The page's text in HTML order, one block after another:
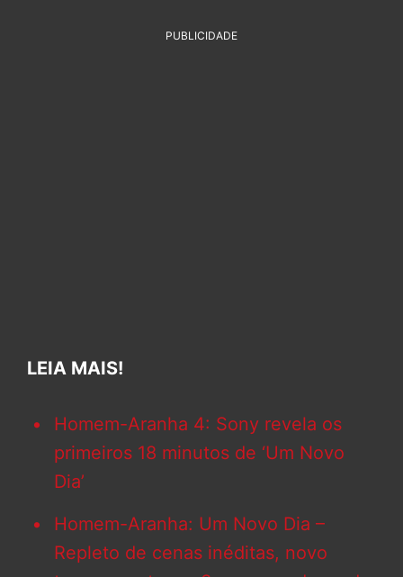
PUBLICIDADE
LEIA MAIS!
Homem-Aranha 4: Sony revela os
primeiros 18 minutos de ‘Um Novo
Dia’
Homem-Aranha: Um Novo Dia –
Repleto de cenas inéditas, novo